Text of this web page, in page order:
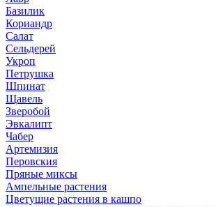
Базилик
Кориандр
Салат
Сельдерей
Укроп
Петрушка
Шпинат
Щавель
Зверобой
Эвкалипт
Чабер
Артемизия
Перовския
Пряные миксы
Ампельные растения
Цветущие растения в кашпо